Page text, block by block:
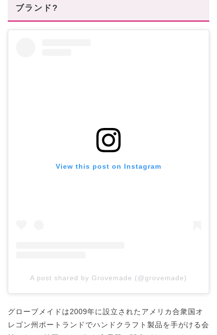
ブランド?
View this post on Instagram
A post shared by Grovemade (@grovemade)
グローブメイドは2009年に設立されたアメリカ合衆国オ
レゴン州ポートランドでハンドクラフト製品を手がける会